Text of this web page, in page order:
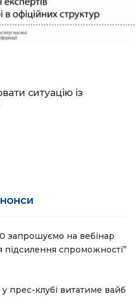
ситуацію із
запрошуємо на вебінар
підсилення спроможності”
прес-клубі витатиме вайб